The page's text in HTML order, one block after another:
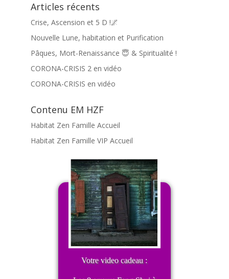
Articles récents
Crise, Ascension et 5 D !🌌
Nouvelle Lune, habitation et Purification
Pâques, Mort-Renaissance 😇 & Spiritualité !
CORONA-CRISIS 2 en vidéo
CORONA-CRISIS en vidéo
Contenu EM HZF
Habitat Zen Famille Accueil
Habitat Zen Famille VIP Accueil
Votre video cadeau :